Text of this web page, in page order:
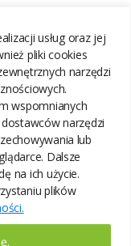
usług oraz jej
pliki cookies
narzędzi
wspomnianych
narzędzi
lub
Dalsze
na ich użycie.
plików